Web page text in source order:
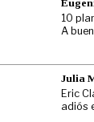
10
A
Julia
Eric
adiós